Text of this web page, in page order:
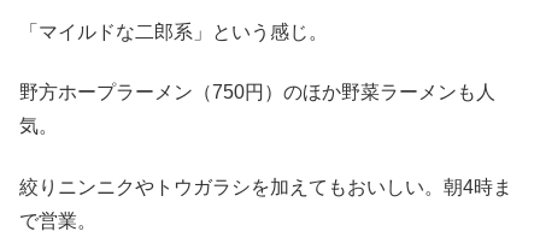
「マイルドな二郎系」という感じ。
野方ホープラーメン（750円）のほか野菜ラーメンも人
気。
絞りニンニクやトウガラシを加えてもおいしい。朝4時ま
で営業。